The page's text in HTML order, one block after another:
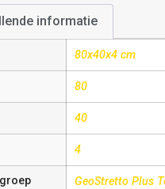
informatie
80x40x4 cm
80
40
4
GeoStretto Plus